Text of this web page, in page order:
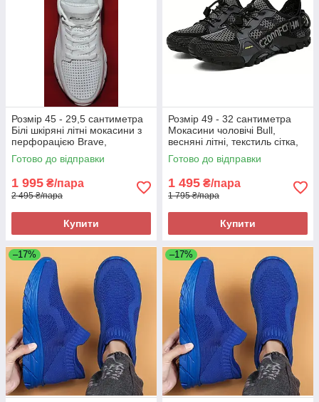
Розмір 45 - 29,5 сантиметра
Білі шкіряні літні мокасини з
перфорацією Brave,
повнорозмірні, на підошві з
піни, легкі та зручні
Готово до відправки
1 995 ₴/пара
2 495 ₴/пара
Купити
Розмір 49 - 32 сантиметра
Мокасини чоловічі Bull,
весняні літні, текстиль сітка,
сірі, на підошві з піни, легкі і
зручні
Готово до відправки
1 495 ₴/пара
1 795 ₴/пара
Купити
–17% –17%